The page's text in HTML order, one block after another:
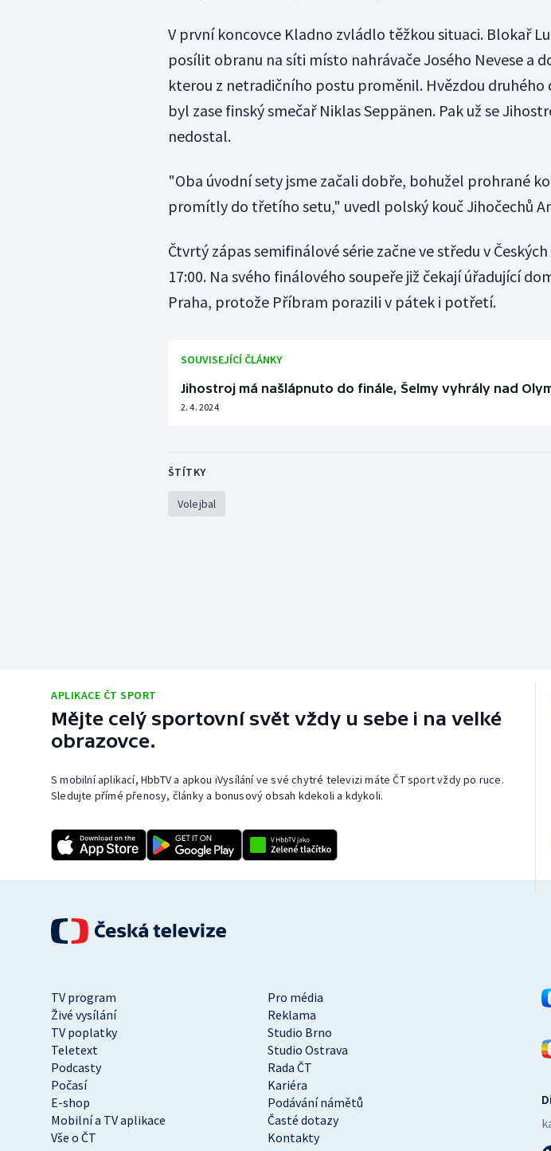
V první koncovce Kladno zvládlo těžkou situaci. Blokař
posílit obranu na síti místo nahrávače Josého Nevese a
kterou z netradičního postu proměnil. Hvězdou druhého
byl zase finský smečař Niklas Seppänen. Pak už se
nedostal.
"Oba úvodní sety jsme začali dobře, bohužel prohrané
promítly do třetího setu," uvedl polský kouč Jihočechů
Čtvrtý zápas semifinálové série začne ve středu v
17:00. Na svého finálového soupeře již čekají úřadující
Praha, protože Příbram porazili v pátek i potřetí.
SOUVISEJÍCÍ ČLÁNKY
Jihostroj má našlápnuto do finále, Šelmy vyhrály nad
2. 4. 2024
ŠTÍTKY
Volejbal
APLIKACE ČT SPORT
Mějte celý sportovní svět vždy u sebe i na velké
obrazovce.
S mobilní aplikací, HbbTV a apkou iVysílání ve své chytré televizi máte ČT sport vždy po ruce.
Sledujte přímé přenosy, články a bonusový obsah kdekoli a kdykoli.
TV program
Pro média
Živé vysílání
Reklama
TV poplatky
Studio Brno
Teletext
Studio Ostrava
Podcasty
Rada ČT
Počasí
Kariéra
E-shop
Podávání námětů
Mobilní a TV aplikace
Časté dotazy
Vše o ČT
Kontakty